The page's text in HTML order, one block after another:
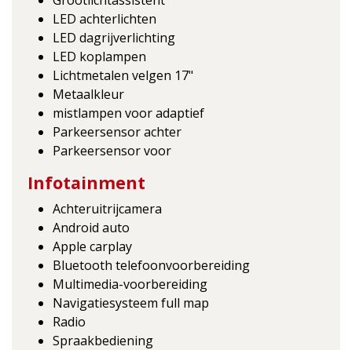
LED achterlichten
LED dagrijverlichting
LED koplampen
Lichtmetalen velgen 17"
Metaalkleur
mistlampen voor adaptief
Parkeersensor achter
Parkeersensor voor
Infotainment
Achteruitrijcamera
Android auto
Apple carplay
Bluetooth telefoonvoorbereiding
Multimedia-voorbereiding
Navigatiesysteem full map
Radio
Spraakbediening